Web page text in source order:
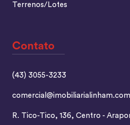
Terrenos/Lotes
Contato
(43) 3055-3233
R. Tico-Tico, 136, Centro -